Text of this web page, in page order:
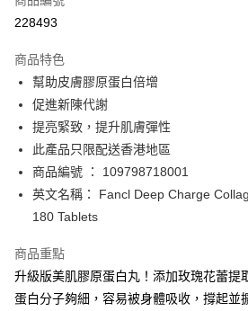
Apple Pay
PayMe
WeChat Pay
BoC Pay
送貨方式
順豐自助櫃 - 確認發貨後1-3個工作天送達
順豐站及營業點 - 確認發貨後1-3個工作
每筆HK$65.00，滿HK$300.00或以上免
228493
商品特色
幫助皮膚膠原蛋白倍增
促進新陳代謝
提亮緊致，提升肌膚彈性
此產品只限配送香港地區
商品編號 ： 109798718001
英文名稱： Fancl Deep Charge
180 Tablets
商品重點
升級版美肌膠原蛋白丸！添加玫瑰花蕾提
蛋白分子夠細，容易被身體吸收，撐起並